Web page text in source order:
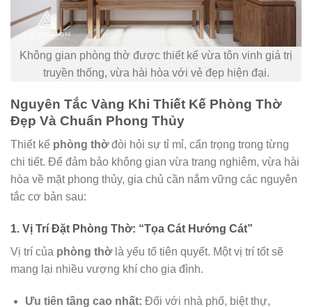
Không gian phòng thờ được thiết kế vừa tôn vinh giá trị
truyền thống, vừa hài hòa với vẻ đẹp hiện đại.
Nguyên Tắc Vàng Khi Thiết Kế Phòng Thờ
Đẹp Và Chuẩn Phong Thủy
Thiết kế phòng thờđòi hỏi sự tỉ mỉ, cẩn trọng trong từng
chi tiết. Để đảm bảo không gian vừa trang nghiêm, vừa hài
hòa về mặt phong thủy, gia chủ cần nắm vững các nguyên
tắc cơ bản sau:
1. Vị Trí Đặt Phòng Thờ: “Tọa Cát Hướng Cát”
Vị trí của phòng thờlà yếu tố tiên quyết. Một vị trí tốt sẽ
mang lại nhiều vượng khí cho gia đình.
Ưu tiên tầng cao nhất: Đối với nhà phố, biệt thự,